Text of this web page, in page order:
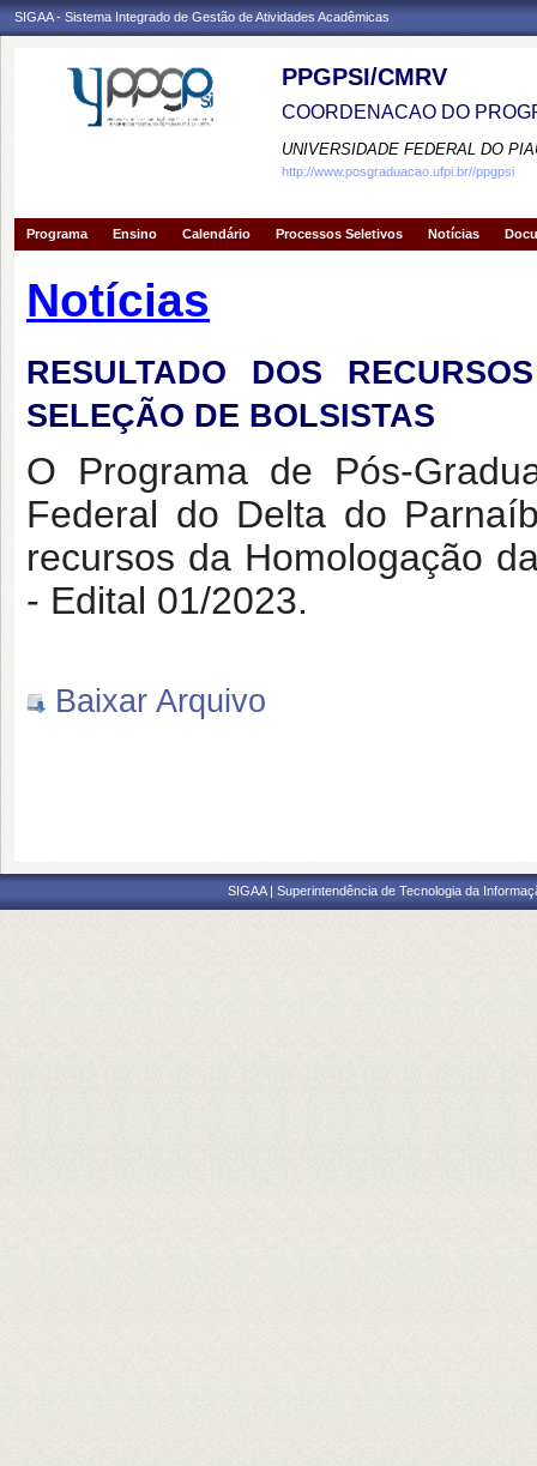
SIGAA - Sistema Integrado de Gestão de Atividades Acadêmicas
PPGPSI/CMRV
COORDENACAO DO
UNIVERSIDADE FEDERAL DO
http://www.posgraduacao.ufpi.br//ppgpsi
Programa Ensino Calendário Processos Seletivos Notícias
Notícias
RESULTADO DOS
SELEÇÃO DE BOLSISTAS
O Programa de Pós-
Federal do Delta do
recursos da Homologação
- Edital 01/2023.
Baixar Arquivo
SIGAA | Superintendência de Tecnologia da